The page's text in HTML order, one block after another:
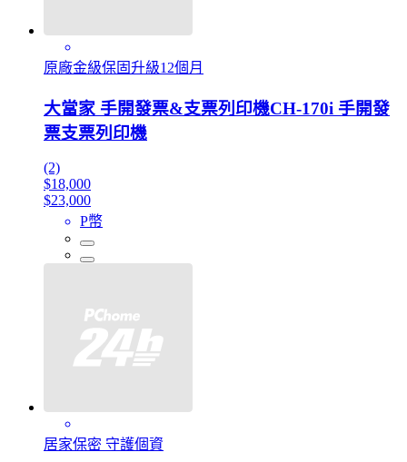
原廠金級保固升級12個月
大當家 手開發票&支票列印機CH-170i 手開發
票支票列印機
(2)
$18,000
$23,000
P幣
居家保密 守護個資